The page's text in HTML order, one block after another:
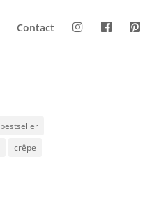
Contact
bestseller
crêpe